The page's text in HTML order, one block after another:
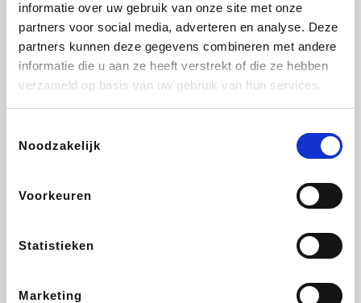
informatie over uw gebruik van onze site met onze
partners voor social media, adverteren en analyse. Deze
partners kunnen deze gegevens combineren met andere
informatie die u aan ze heeft verstrekt of die ze hebben
verzameld op basis van uw gebruik van hun services.
Noodzakelijk
Voorkeuren
Statistieken
Marketing
Weekendesk Sarenza Schiesser Interhome
Lufthansa
CheapTickets.be DeubaXXL